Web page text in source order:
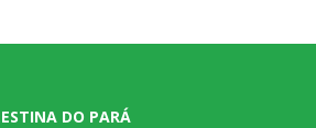
DO PARÁ